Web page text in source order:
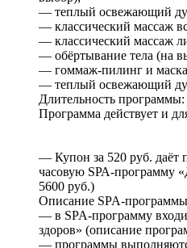
— теплый освежающий
— классический массаж
— классический массаж
— обёртывание тела (на
— гоммаж-пилинг и
— теплый освежающий
Длительность программы:
Программа действует и
— Купон за 520 руб. даёт
часовую SРА-программу
5600 руб.)
Описание SPA-
— в SPA-программу
здоров» (описание
— программы